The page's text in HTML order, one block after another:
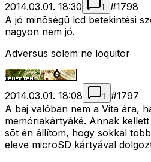
2014.03.01. 18:30 1 #1798
A jó minõségû lcd betekintési
nagyon nem jó.
Adversus solem ne loquitor
2014.03.01. 18:08 1 #1797
A baj valóban nem a Vita ára,
memóriakártyáké. Annak
sõt én állítom, hogy sokkal
eleve microSD kártyával